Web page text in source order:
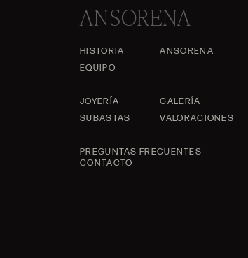
ANSORENA
HISTORIA
ANSORENA
EQUIPO
JOYERÍA
GALERÍA
SUBASTAS
VALORACIONES
PREGUNTAS FRECUENTES
CONTACTO